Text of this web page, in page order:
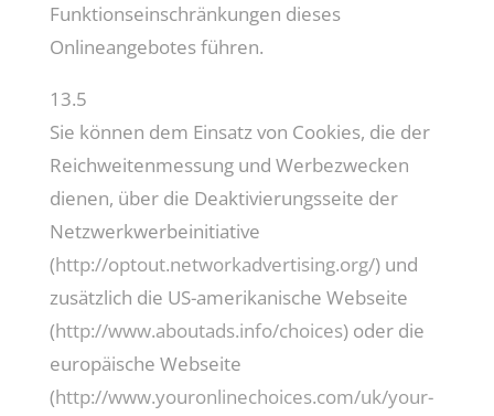
Funktionseinschränkungen dieses
Onlineangebotes führen.
13.5
Sie können dem Einsatz von Cookies, die der
Reichweitenmessung und Werbezwecken
dienen, über die Deaktivierungsseite der
Netzwerkwerbeinitiative
(http://optout.networkadvertising.org/) und
zusätzlich die US-amerikanische Webseite
(http://www.aboutads.info/choices) oder die
europäische Webseite
(http://www.youronlinechoices.com/uk/your-